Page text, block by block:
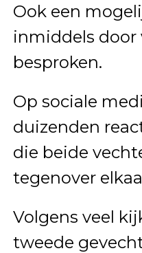
Ook een
inmiddels door
besproken.
Op sociale
duizenden
die beide
tegenover
Volgens veel
tweede